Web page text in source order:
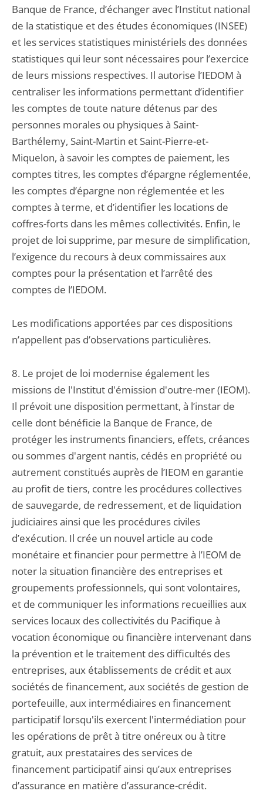
Banque de France, d’échanger avec l’Institut national
de la statistique et des études économiques (INSEE)
et les services statistiques ministériels des données
statistiques qui leur sont nécessaires pour l’exercice
de leurs missions respectives. Il autorise l’IEDOM à
centraliser les informations permettant d’identifier
les comptes de toute nature détenus par des
personnes morales ou physiques à Saint-
Barthélemy, Saint-Martin et Saint-Pierre-et-
Miquelon, à savoir les comptes de paiement, les
comptes titres, les comptes d’épargne réglementée,
les comptes d’épargne non réglementée et les
comptes à terme, et d’identifier les locations de
coffres-forts dans les mêmes collectivités. Enfin, le
projet de loi supprime, par mesure de simplification,
l’exigence du recours à deux commissaires aux
comptes pour la présentation et l’arrêté des
comptes de l’IEDOM.
Les modifications apportées par ces dispositions
n’appellent pas d’observations particulières.
8. Le projet de loi modernise également les
missions de l'Institut d'émission d'outre-mer (IEOM).
Il prévoit une disposition permettant, à l’instar de
celle dont bénéficie la Banque de France, de
protéger les instruments financiers, effets, créances
ou sommes d'argent nantis, cédés en propriété ou
autrement constitués auprès de l’IEOM en garantie
au profit de tiers, contre les procédures collectives
de sauvegarde, de redressement, et de liquidation
judiciaires ainsi que les procédures civiles
d’exécution. Il crée un nouvel article au code
monétaire et financier pour permettre à l’IEOM de
noter la situation financière des entreprises et
groupements professionnels, qui sont volontaires,
et de communiquer les informations recueillies aux
services locaux des collectivités du Pacifique à
vocation économique ou financière intervenant dans
la prévention et le traitement des difficultés des
entreprises, aux établissements de crédit et aux
sociétés de financement, aux sociétés de gestion de
portefeuille, aux intermédiaires en financement
participatif lorsqu'ils exercent l'intermédiation pour
les opérations de prêt à titre onéreux ou à titre
gratuit, aux prestataires des services de
financement participatif ainsi qu’aux entreprises
d’assurance en matière d’assurance-crédit.